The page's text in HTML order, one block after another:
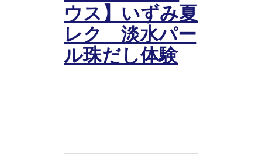
ウス】いずみ夏
レク 淡水パー
ル珠だし体験